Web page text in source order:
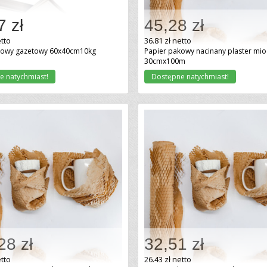
Dodaj do koszyka
zł
gazetowy 60x40cm10kg
natychmiast!
Dodaj do koszyka
45,28 zł
36.81 zł netto
Papier pakowy nacinany plaster
30cmx100m
Dostępne natychmiast!
Dodaj do koszyka
zł Dodaj do koszyka
32,51 zł
26.43 zł netto